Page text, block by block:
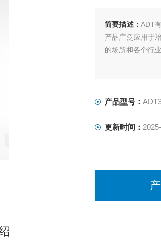
简要描述： ADT
产品广泛应用于
的场所和各个行业
产品型号：
更新时间：